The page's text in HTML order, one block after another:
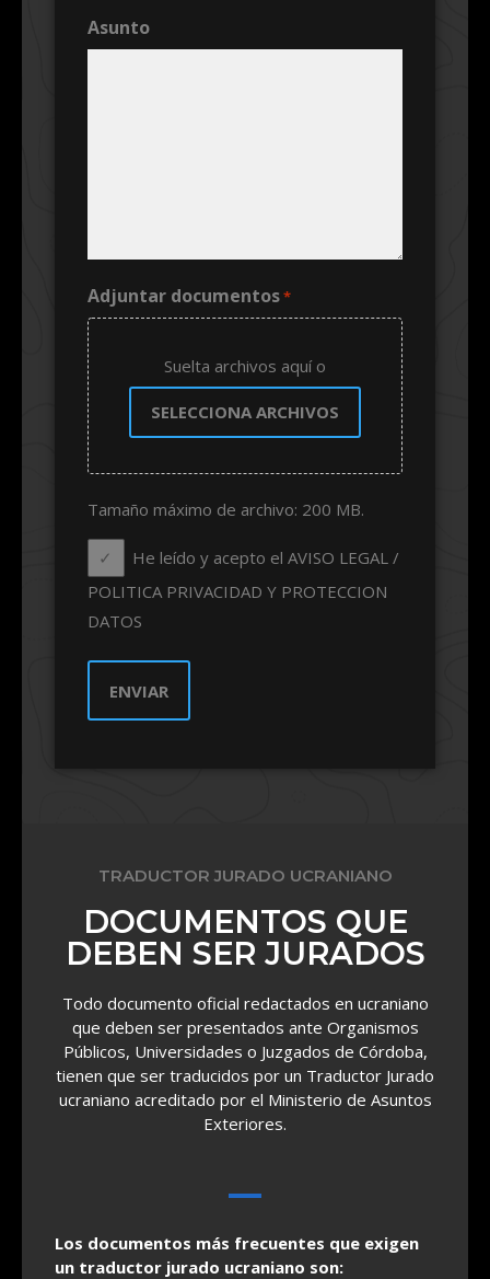
Asunto
Adjuntar documentos*
Suelta archivos aquí o
SELECCIONA ARCHIVOS
Tamaño máximo de archivo: 200 MB.
He leído y acepto el AVISO LEGAL /
POLITICA PRIVACIDAD Y PROTECCION
DATOS
TRADUCTOR JURADO UCRANIANO
DOCUMENTOS QUE
DEBEN SER JURADOS
Todo documento oficial redactados en ucraniano
que deben ser presentados ante Organismos
Públicos, Universidades o Juzgados de Córdoba,
tienen que ser traducidos por un Traductor Jurado
ucraniano acreditado por el Ministerio de Asuntos
Exteriores.
Los documentos más frecuentes que exigen
un traductor jurado ucraniano son: